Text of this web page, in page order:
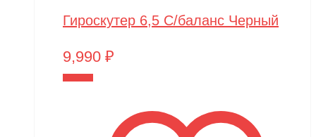
Гироскутер 6,5 С/баланс Черный
9,990 ₽